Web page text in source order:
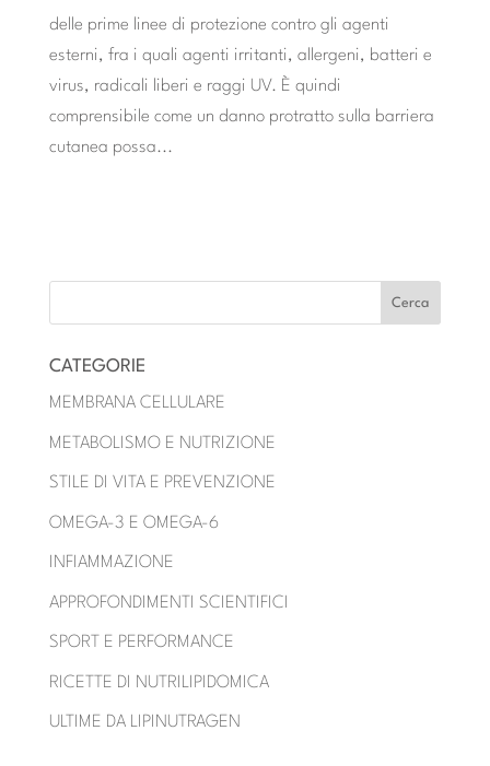
delle prime linee di protezione contro gli agenti
esterni, fra i quali agenti irritanti, allergeni, batteri e
virus, radicali liberi e raggi UV. È quindi
comprensibile come un danno protratto sulla barriera
cutanea possa...
CATEGORIE
MEMBRANA CELLULARE
METABOLISMO E NUTRIZIONE
STILE DI VITA E PREVENZIONE
OMEGA-3 E OMEGA-6
INFIAMMAZIONE
APPROFONDIMENTI SCIENTIFICI
SPORT E PERFORMANCE
RICETTE DI NUTRILIPIDOMICA
ULTIME DA LIPINUTRAGEN